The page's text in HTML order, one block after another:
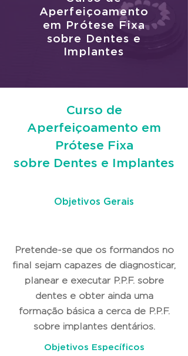
Aperfeiçoamento
em Prótese Fixa
sobre Dentes e
Implantes
Curso de
Aperfeiçoamento em
Prótese Fixa
sobre Dentes e Implantes
Objetivos Gerais
Pretende-se que os formandos no
final sejam capazes de diagnosticar,
planear e executar P.P.F. sobre
dentes e obter ainda uma
formação básica a cerca de P.P.F.
sobre implantes dentários.
Objetivos Específicos